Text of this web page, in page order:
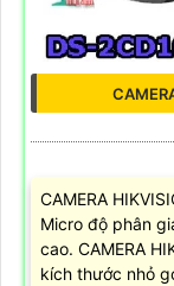
CAMERA
Micro độ phân
cao. CAMERA
kích thước nhỏ